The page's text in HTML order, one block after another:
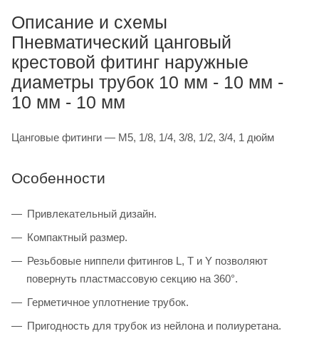
Описание и схемы
Пневматический цанговый
крестовой фитинг наружные
диаметры трубок 10 мм - 10 мм -
10 мм - 10 мм
Цанговые фитинги — M5, 1/8, 1/4, 3/8, 1/2, 3/4, 1 дюйм
Особенности
Привлекательный дизайн.
Компактный размер.
Резьбовые ниппели фитингов L, T и Y позволяют
повернуть пластмассовую секцию на 360°.
Герметичное уплотнение трубок.
Пригодность для трубок из нейлона и полиуретана.